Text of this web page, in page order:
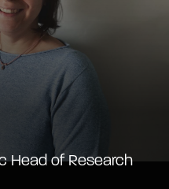
Head of Research